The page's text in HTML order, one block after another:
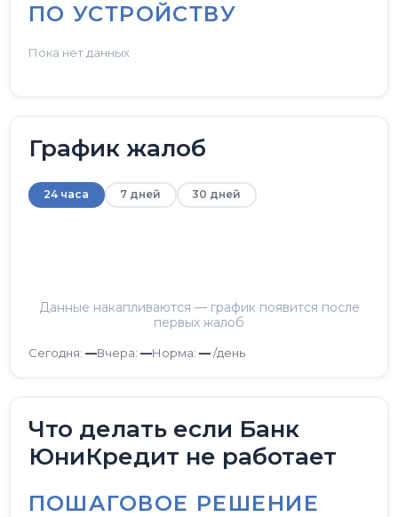
ПО УСТРОЙСТВУ
Пока нет данных
График жалоб
24 часа 7 дней 30 дней
Данные накапливаются — график появится после
первых жалоб
Сегодня: —Вчера: —Норма: —/день
Что делать если Банк
ЮниКредит не работает
ПОШАГОВОЕ РЕШЕНИЕ